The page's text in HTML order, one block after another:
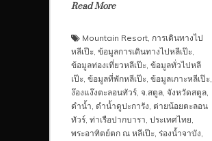
Read More
Mountain Resort, การเดินทางไป
หลีเป๊ะ, ข้อมูลการเดินทางไปหลีเป๊ะ,
ข้อมูลท่องเที่ยวหลีเป๊ะ, ข้อมูลทั่วไปหลี
เป๊ะ, ข้อมูลที่พักหลีเป๊ะ, ข้อมูลเกาะหลีเป๊ะ,
ง๊องแง๊งตะลอนทัวร์, จ.สตูล, จังหวัดสตูล,
ดำน้ำ, ดำน้ำดูปะการัง, ต่ายน้อยตะลอน
ทัวร์, ท่าเรือปากบารา, ประเทศไทย,
พระอาทิตย์ตก ณ หลีเป๊ะ, ร่องน้ำจาบัง,